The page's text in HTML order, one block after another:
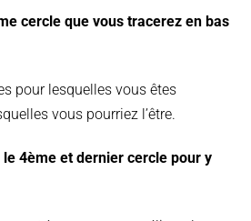
cercle que vous tracerez en bas
pour lesquelles vous êtes
vous pourriez l’être.
4ème et dernier cercle pour y